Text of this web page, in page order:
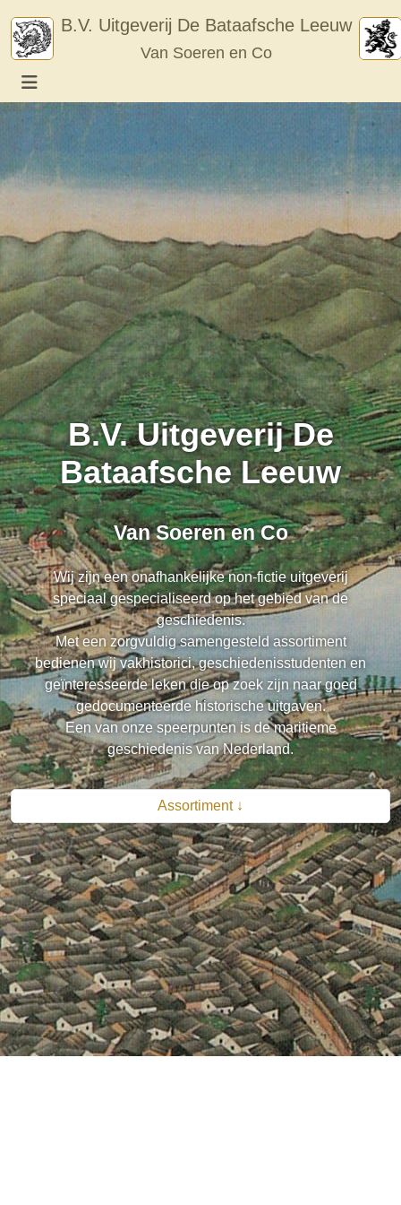
content
B.V. Uitgeverij De Bataafsche Leeuw
Van Soeren en Co
B.V. Uitgeverij De
Bataafsche Leeuw
Van Soeren en Co
Wij zijn een onafhankelijke non-fictie uitgeverij
speciaal gespecialiseerd op het gebied van de
geschiedenis.
Met een zorgvuldig samengesteld assortiment
bedienen wij vakhistorici, geschiedenisstudenten en
geïnteresseerde leken die op zoek zijn naar goed
gedocumenteerde historische uitgaven.
Een van onze speerpunten is de maritieme
geschiedenis van Nederland.
Assortiment ↓